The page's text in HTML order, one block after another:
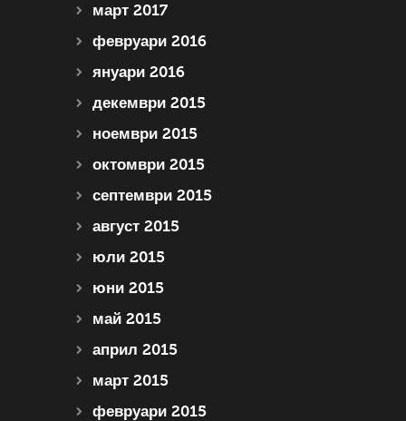
март 2017
февруари 2016
януари 2016
декември 2015
ноември 2015
октомври 2015
септември 2015
август 2015
юли 2015
юни 2015
май 2015
април 2015
март 2015
февруари 2015